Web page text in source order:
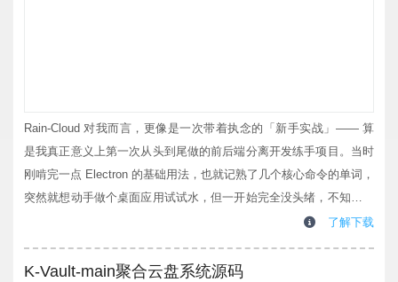
Rain-Cloud 对我而言，更像是一次带着执念的「新手实战」—— 算
是我真正意义上第一次从头到尾做的前后端分离开发练手项目。当时
刚啃完一点 Electron 的基础用法，也就记熟了几个核心命令的单词，
突然就想动手做个桌面应用试试水，但一开始完全没头绪，不知道该
做什么方向的 demo。翻来覆去琢磨了好久，直到想起当年轰动的
机制，可另一方面又没法否认它承载的海量资源曾给我们带来的便
了解下载
K-Vault-main聚合云盘系统源码